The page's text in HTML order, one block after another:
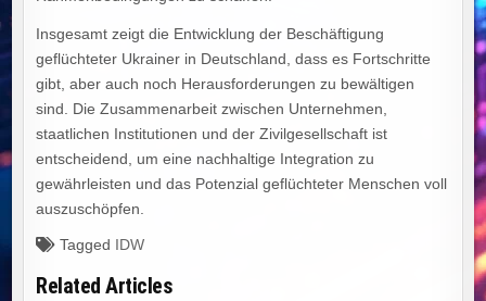
Insgesamt zeigt die Entwicklung der Beschäftigung
geflüchteter Ukrainer in Deutschland, dass es Fortschritte
gibt, aber auch noch Herausforderungen zu bewältigen
sind. Die Zusammenarbeit zwischen Unternehmen,
staatlichen Institutionen und der Zivilgesellschaft ist
entscheidend, um eine nachhaltige Integration zu
gewährleisten und das Potenzial geflüchteter Menschen voll
auszuschöpfen.
Tagged IDW
Related Articles